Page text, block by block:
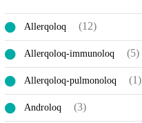
Allerqoloq (12)
Allerqoloq-immunoloq (5)
Allerqoloq-pulmonoloq (1)
Androloq (3)